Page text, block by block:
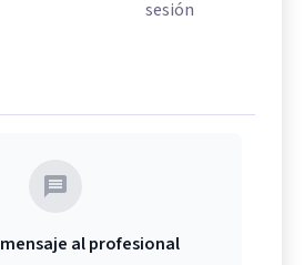
sesión
al profesional